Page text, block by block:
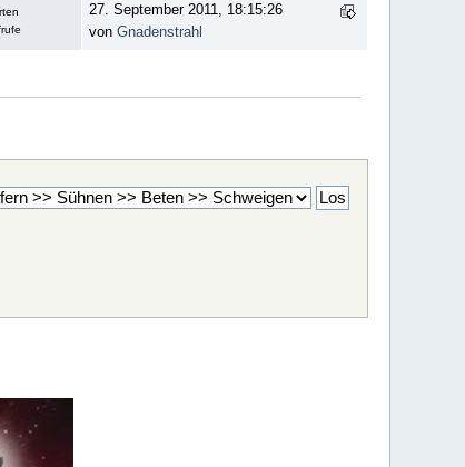
27. September 2011, 18:15:26
vonGnadenstrahl